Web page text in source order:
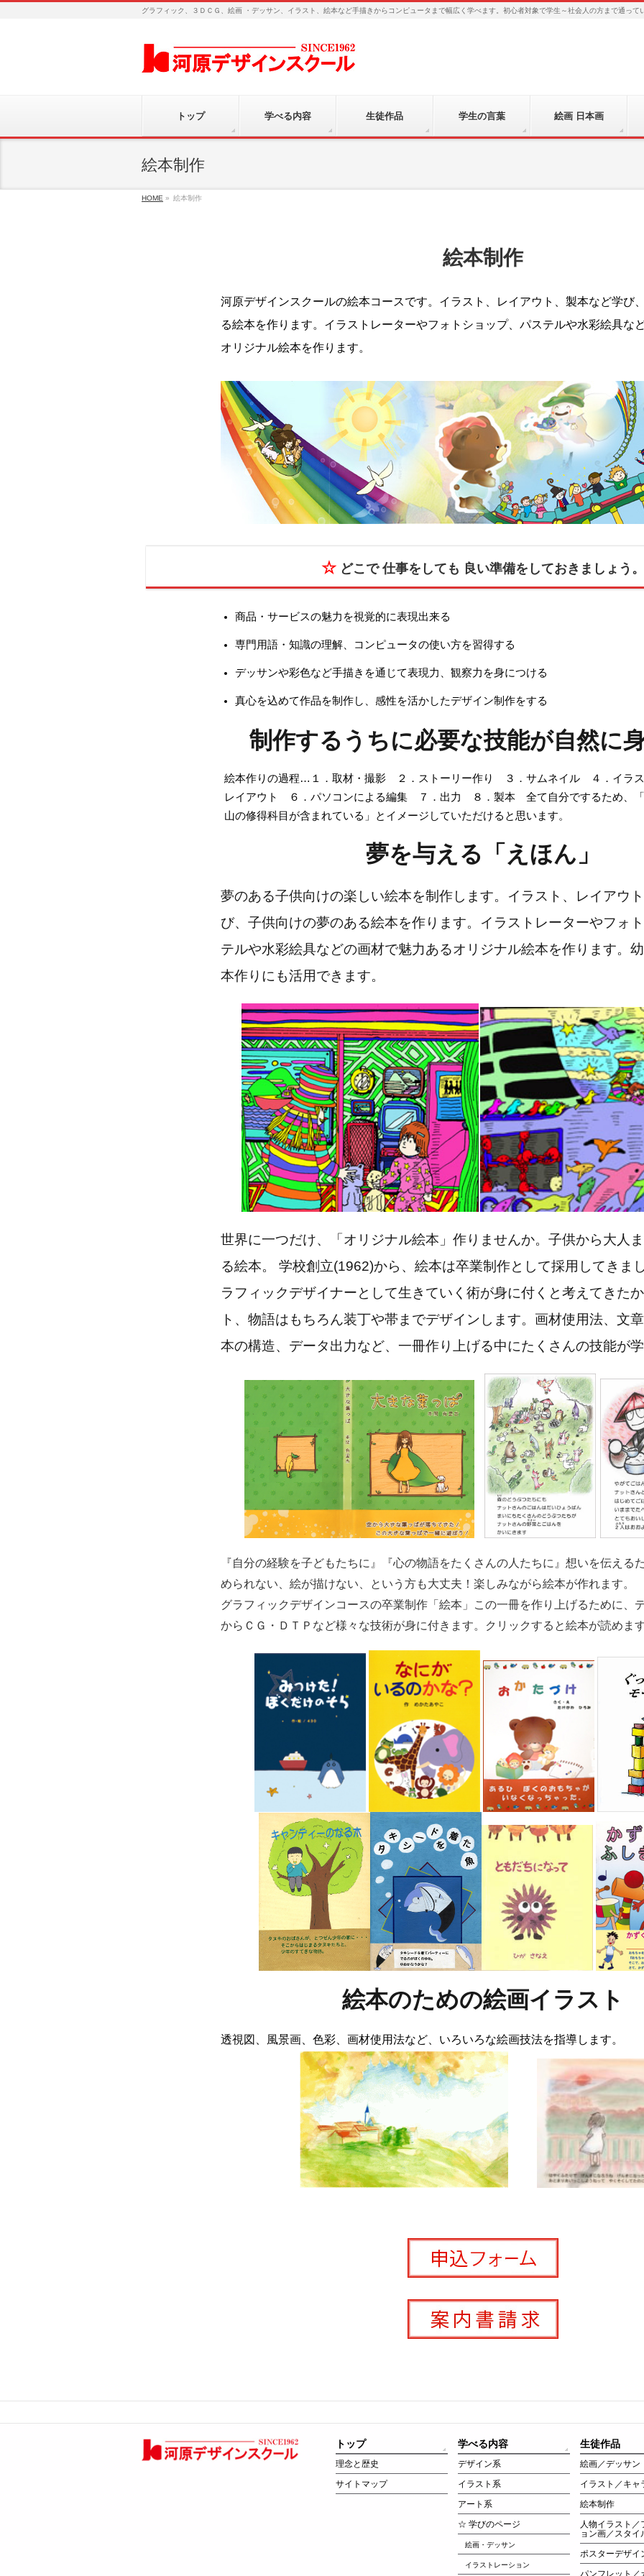
グラフィック、３ＤＣＧ、絵画 ・デッサン、イラスト、絵本など手描きからコンピュータまで幅広く学べます。初心者対象で学生～社会人の方まで通って
トップ 学べる内容 生徒作品 学生の言葉 絵画 日本画
絵本制作
HOME » 絵本制作
絵本制作
河原デザインスクールの絵本コースです。イラスト、レイアウト、製本など学び
る絵本を作ります。イラストレーターやフォトショップ、パステルや水彩絵具な
オリジナル絵本を作ります。
☆ どこで 仕事をしても 良い準備をしておきましょう。
商品・サービスの魅力を視覚的に表現出来る
専門用語・知識の理解、コンピュータの使い方を習得する
デッサンや彩色など手描きを通じて表現力、観察力を身につける
真心を込めて作品を制作し、感性を活かしたデザイン制作をする
制作するうちに必要な技能が自然に
絵本作りの過程…１．取材・撮影 ２．ストーリー作り ３．サムネイル ４．イラ
レイアウト ６．パソコンによる編集 ７．出力 ８．製本 全て自分でするため、「
山の修得科目が含まれている」とイメージしていただけると思います。
夢を与える「えほん」
夢のある子供向けの楽しい絵本を制作します。イラスト、レイアウ
び、子供向けの夢のある絵本を作ります。イラストレーターやフォ
テルや水彩絵具などの画材で魅力あるオリジナル絵本を作ります。
本作りにも活用できます。
世界に一つだけ、「オリジナル絵本」作りませんか。子供から大人
る絵本。 学校創立(1962)から、絵本は卒業制作として採用してきま
ラフィックデザイナーとして生きていく術が身に付くと考えてきた
ト、物語はもちろん装丁や帯までデザインします。画材使用法、文
本の構造、データ出力など、一冊作り上げる中にたくさんの技能が
『自分の経験を子どもたちに』『心の物語をたくさんの人たちに』想いを伝える
められない、絵が描けない、という方も大丈夫！楽しみながら絵本が作れます。
グラフィックデザインコースの卒業制作「絵本」この一冊を作り上げるために、
からＣＧ・ＤＴＰなど様々な技術が身に付きます。クリックすると絵本が読めま
絵本のための絵画イラスト
透視図、風景画、色彩、画材使用法など、いろいろな絵画技法を指導します。
トップ
理念と歴史
サイトマップ
学べる内容
デザイン系
イラスト系
アート系
☆ 学びのページ
絵画・デッサン
イラストレーション
生徒作品
絵画／デッサン
イラスト／キャ
絵本制作
人物イラスト／
ョン画／スタイ
ポスターデザイ
パンフレット／